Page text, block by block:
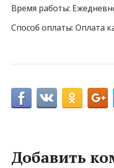
Время работы:
Способ оплаты: Оплата
Добавить